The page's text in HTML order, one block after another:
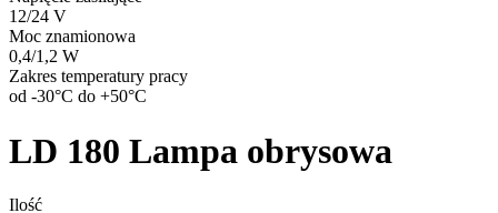
12/24 V
Moc znamionowa
0,4/1,2 W
Zakres temperatury pracy
od -30°C do +50°C
LD 180 Lampa obrysowa
Ilość